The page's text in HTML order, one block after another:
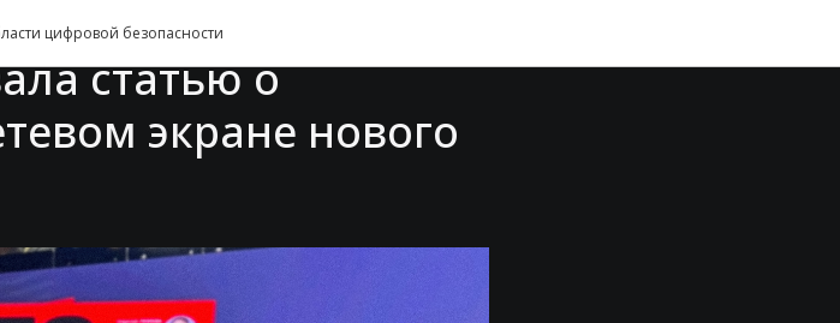
цифровой безопасностив холдинг
статью о
экране нового